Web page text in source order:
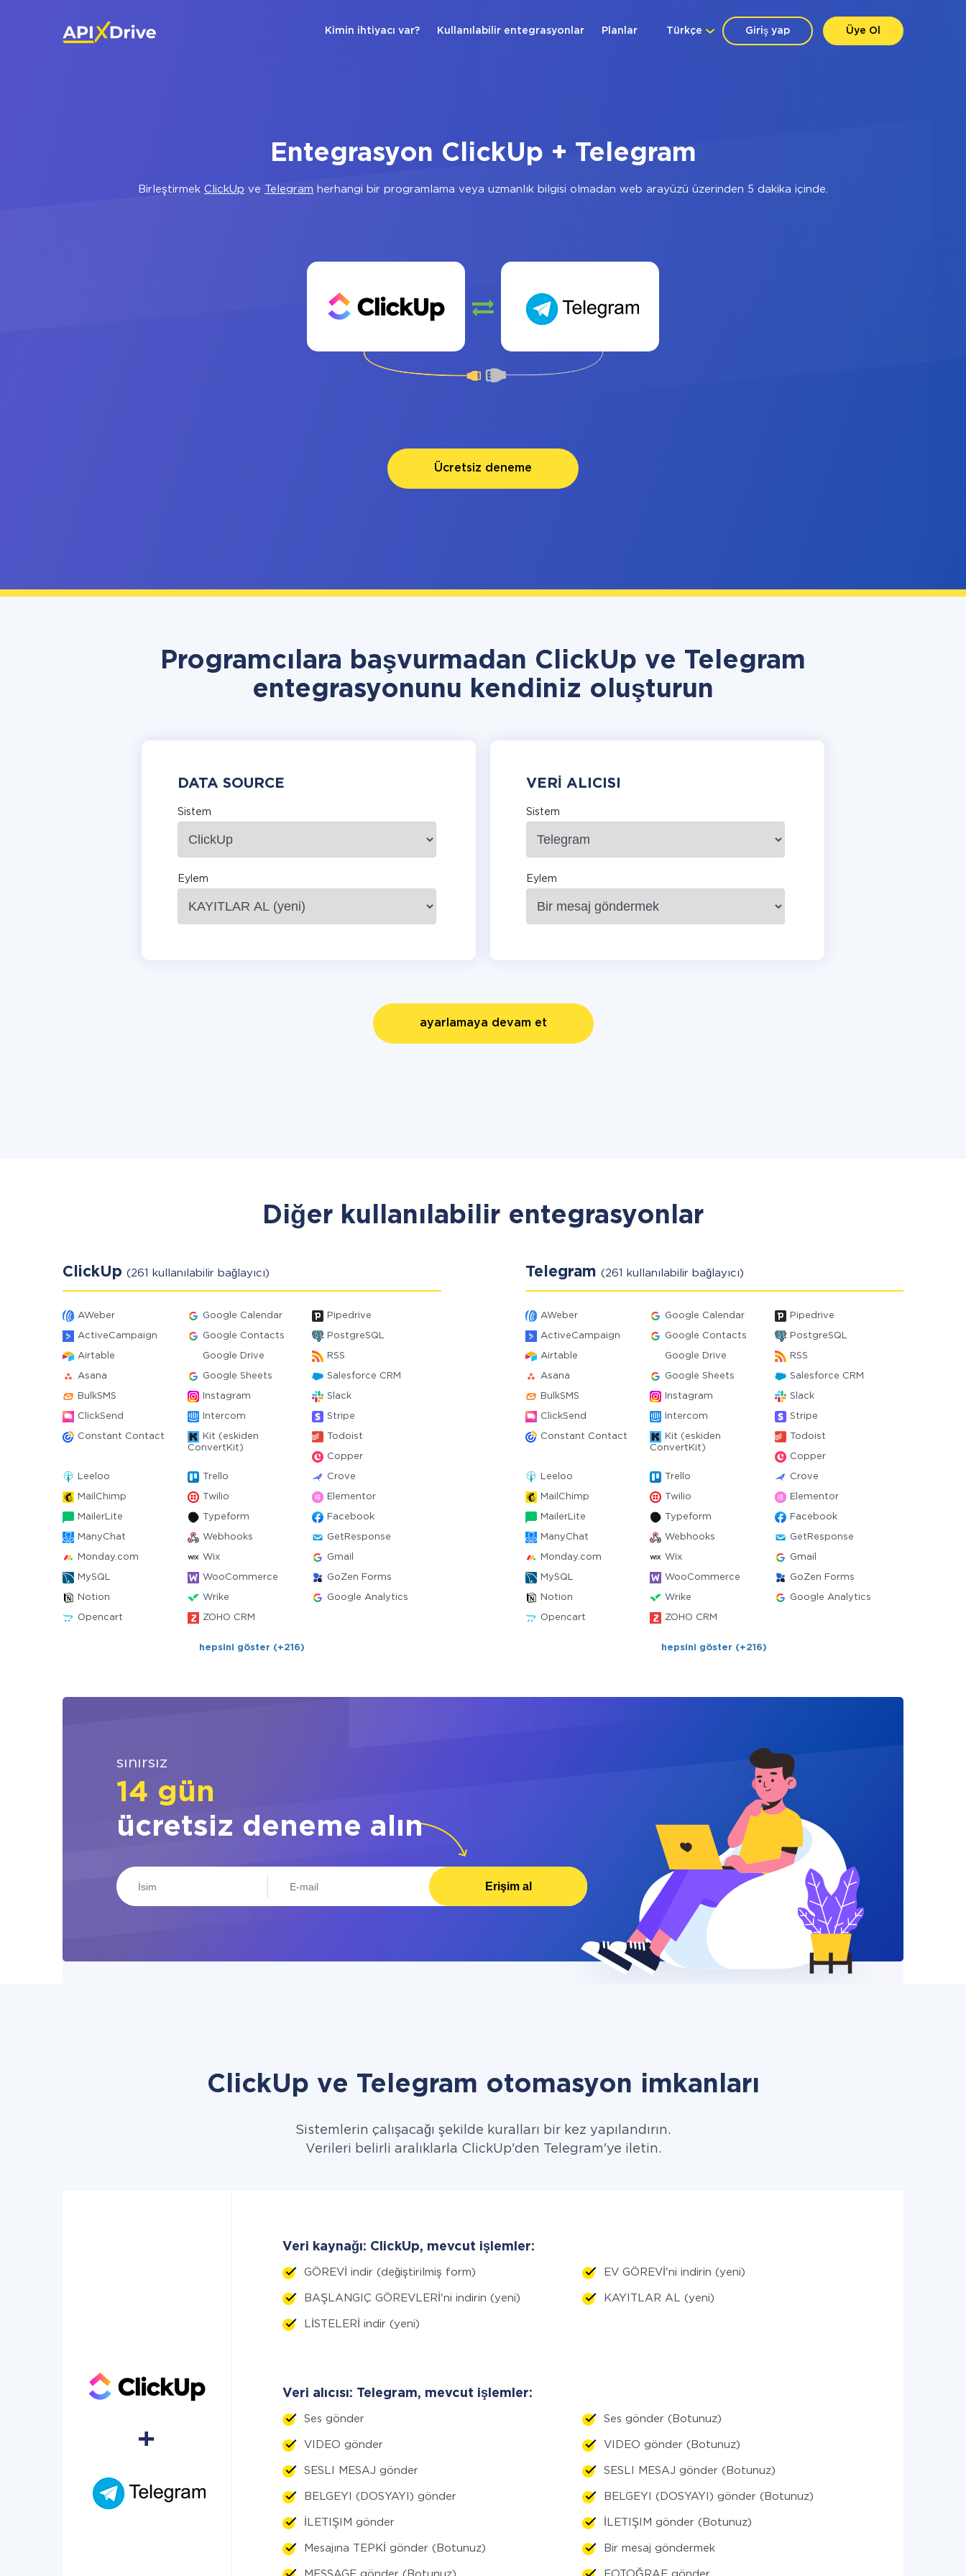
Giriş yap Üye Ol
Türkçe
Kimin ihtiyacı var? Kullanılabilir entegrasyonlar Planlar
Entegrasyon ClickUp + Telegram
Birleştirmek ClickUp ve Telegram herhangi bir programlama veya uzmanlık bilgisi olmadan web arayüzü üzerinden 5 dakika içinde.
Ücretsiz deneme
Programcılara başvurmadan ClickUp ve Telegram
entegrasyonunu kendiniz oluşturun
DATA SOURCE
Sistem
Eylem
VERI ALICISI
Sistem
Eylem
ayarlamaya devam et
Diğer kullanılabilir entegrasyonlar
ClickUp (261 kullanılabilir bağlayıcı)
AWeber Google Calendar Pipedrive
ActiveCampaign Google Contacts PostgreSQL
Airtable Google Drive RSS
Asana Google Sheets Salesforce CRM
BulkSMS Instagram Slack
ClickSend Intercom Stripe
Constant Contact
Kit (eskiden
ConvertKit)
Todoist
Copper
Leeloo Trello Crove
MailChimp Twilio Elementor
MailerLite Typeform Facebook
ManyChat Webhooks GetResponse
Monday.com Wix Gmail
MySQL WooCommerce GoZen Forms
Notion Wrike Google Analytics
Opencart ZOHO CRM
hepsini göster (+216)
Telegram (261 kullanılabilir bağlayıcı)
AWeber Google Calendar Pipedrive
ActiveCampaign Google Contacts PostgreSQL
Airtable Google Drive RSS
Asana Google Sheets Salesforce CRM
BulkSMS Instagram Slack
ClickSend Intercom Stripe
Constant Contact
Kit (eskiden
ConvertKit)
Todoist
Copper
Leeloo Trello Crove
MailChimp Twilio Elementor
MailerLite Typeform Facebook
ManyChat Webhooks GetResponse
Monday.com Wix Gmail
MySQL WooCommerce GoZen Forms
Notion Wrike Google Analytics
Opencart ZOHO CRM
hepsini göster (+216)
sınırsız
14 gün
ücretsiz deneme alın
Erişim al
ClickUp ve Telegram otomasyon imkanları
Sistemlerin çalışacağı şekilde kuralları bir kez yapılandırın.
Verileri belirli aralıklarla ClickUp'den Telegram'ye iletin.
Veri kaynağı: ClickUp, mevcut işlemler:
GÖREVİ indir (değiştirilmiş form) EV GÖREVİ'ni indirin (yeni)
BAŞLANGIÇ GÖREVLERİ'ni indirin (yeni) KAYITLAR AL (yeni)
LİSTELERİ indir (yeni)
Veri alıcısı: Telegram, mevcut işlemler:
Ses gönder Ses gönder (Botunuz)
VIDEO gönder VIDEO gönder (Botunuz)
SESLI MESAJ gönder SESLI MESAJ gönder (Botunuz)
BELGEYI (DOSYAYI) gönder BELGEYI (DOSYAYI) gönder (Botunuz)
İLETIŞIM gönder İLETIŞIM gönder (Botunuz)
Mesajına TEPKİ gönder (Botunuz) Bir mesaj göndermek